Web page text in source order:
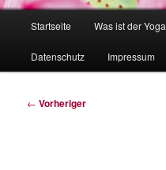
Startseite Was ist der
Datenschutz Impressum
Beitragsnavigation
← Vorheriger